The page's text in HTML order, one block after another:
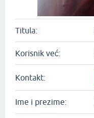
Titula:
Korisnik već:
Kontakt:
Ime i prezime: